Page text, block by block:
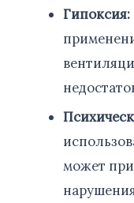
Гипоксия:
может